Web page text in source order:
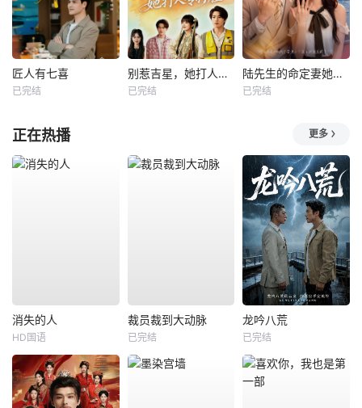
匠人有七喜
已完结
别惹吉星，她打人专打脸
已完结
陆先生的命定妻她飒又野
已完结
正在热播 更多
消失的人
HD国语
裁员裁到大动脉
已完结
龙吟八荒
已完结